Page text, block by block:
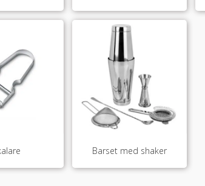
Barset med shaker